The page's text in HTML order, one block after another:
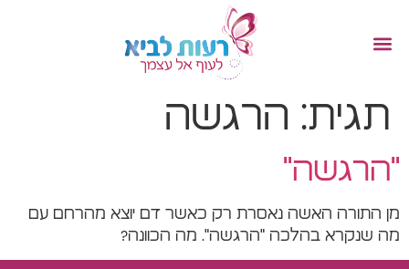
תגית: הרגשה
"הרגשה"
מן התורה האשה נאסרת רק כאשר דם יוצא מהרחם עם
מה שנקרא בהלכה "הרגשה". מה הכוונה?